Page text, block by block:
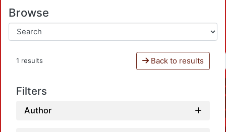
Browse
1 results Back to results
Filters
Author